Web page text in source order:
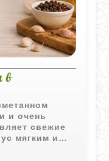
в
и очень
свежие
мягким и